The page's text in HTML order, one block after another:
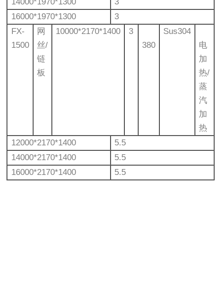
16000*1970*1300
3
FX-
1500
网
丝/
链
板
10000*2170*1400
3
380
Sus304
电
加
热/
蒸
汽
加
热
12000*2170*1400
5.5
14000*2170*1400
5.5
16000*2170*1400
5.5